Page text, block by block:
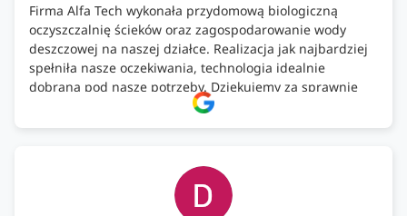
Firma Alfa Tech wykonała przydomową biologiczną
oczyszczalnię ścieków oraz zagospodarowanie wody
deszczowej na naszej działce. Realizacja jak najbardziej
spełniła nasze oczekiwania, technologia idealnie
dobrana pod nasze potrzeby. Dziękujemy za sprawnie
wykonany montaż w świetnej atmosferze! Polecam!